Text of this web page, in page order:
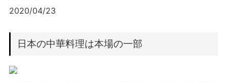
2020/04/23
日本の中華料理は本場の一部